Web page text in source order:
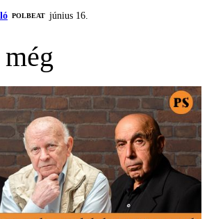
‎POLBEAT június 16.